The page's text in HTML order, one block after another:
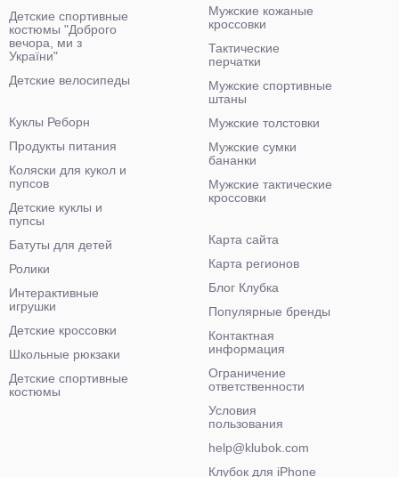
Детские спортивные
костюмы "Доброго
вечора, ми з
України"
Детские велосипеды
Мужские кожаные
кроссовки
Тактические
перчатки
Мужские спортивные
штаны
Мужские толстовки
Мужские сумки
бананки
Мужские тактические
кроссовки
Куклы Реборн
Продукты питания
Коляски для кукол и
пупсов
Детские куклы и
пупсы
Батуты для детей
Ролики
Интерактивные
игрушки
Детские кроссовки
Школьные рюкзаки
Детские спортивные
костюмы
Карта сайта
Карта регионов
Блог Клубка
Популярные бренды
Контактная
информация
Ограничение
ответственности
Условия
пользования
help@klubok.com
Клубок для iPhone